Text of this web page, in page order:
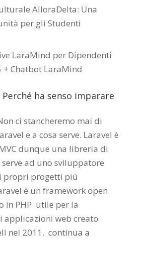
AlloraDelta: Una
per gli Studenti
LaraMind per Dipendenti
+ Chatbot LaraMind
Perché ha senso imparare
ci stancheremo mai di
e a cosa serve. Laravel è
dunque una libreria di
serve ad uno sviluppatore
propri progetti più
è un framework open
in PHP utile per la
applicazioni web creato
nel 2011. continua a